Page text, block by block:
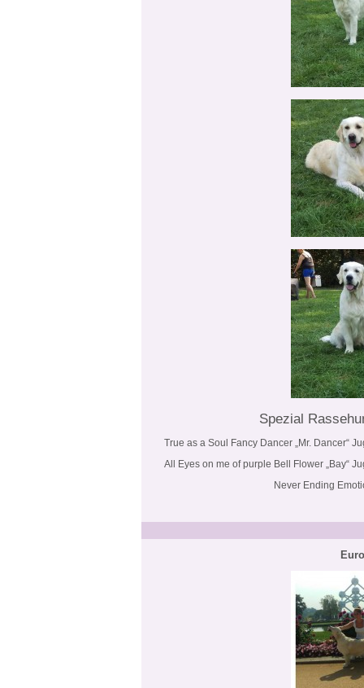
Spezial
True as a Soul Fancy Dancer „Mr. Dancer“
All Eyes on me of purple Bell Flower „Bay“
Never Ending